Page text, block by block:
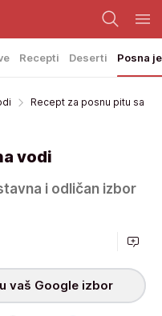
Recepti Deserti Posna
Recept za posnu pitu sa
vodi
i odličan izbor
vaš Google izbor